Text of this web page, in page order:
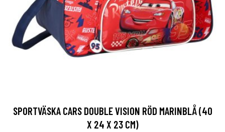
SPORTVÄSKA CARS DOUBLE VISION RÖD MARINBLÅ (40
X 24 X 23 CM)